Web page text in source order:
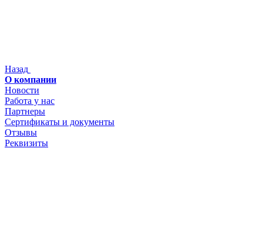
Назад
О компании
Новости
Работа у нас
Партнеры
Сертификаты и документы
Отзывы
Реквизиты